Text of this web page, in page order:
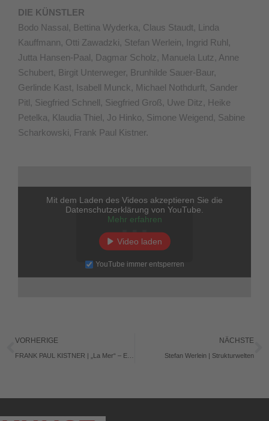
DIE KÜNSTLER
Bodo Nassal, Bettina Wyderka, Claus Staudt, Linda
Kauffmann, Otti Zawadzki, Stefan Werlein, Ingrid Ruhl,
Jutta Hansen-Paal, Dagmar Scholz, Manuela Lutz, Anne
Schubert, Birgit Unterweger, Brunhilde Sauer-Baur,
Gerlinde Kast, Isabell Munck, Michael Nothdurft, Sander
Pitl, Siegfried Schnell, Siegfried Groß, Uwe Ditz, Heike
Petelka, Klaudia Thiel, Jo Hinko, Simone Weigend, Sabine
Scharkowski, Frank Paul Kistner.
Mit dem Laden des Videos akzeptieren Sie die
Datenschutzerklärung von YouTube.
Mehr erfahren
Video laden
YouTube immer entsperren
Zurück
VORHERIGE
FRANK PAUL KISTNER | „La Mer“ – Eine Fotografische Installation
NÄCHSTE
Stefan Werlein | Strukturwelten​​